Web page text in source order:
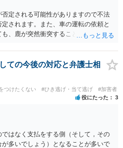
否定される可能性がありますので不法
されます。また、車の運転の依頼と
、鹿が突然衝突することは予見がで
ます。以上の理由から支払義務は否
参考にしてください。
ての今後の対応と弁護士相
つけたくない #ひき逃げ・当て逃げ #加害者
役にたった 3
はなく支払をする側（そして，その
多いでしょう）となることが多いで